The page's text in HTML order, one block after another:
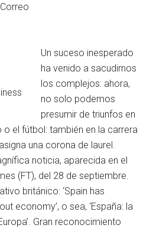
Un suceso inesperado
ha venido a sacudirnos
los complejos: ahora,
no solo podemos
presumir de triunfos en
el fútbol: también en la carrera
una corona de laurel.
noticia, aparecida en el
(FT), del 28 de septiembre.
británico: ‘Spain has
economy’, o sea, ‘España: la
Gran reconocimiento